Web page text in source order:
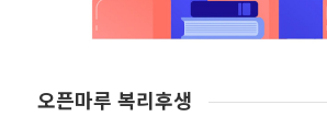
오픈마루 복리후생